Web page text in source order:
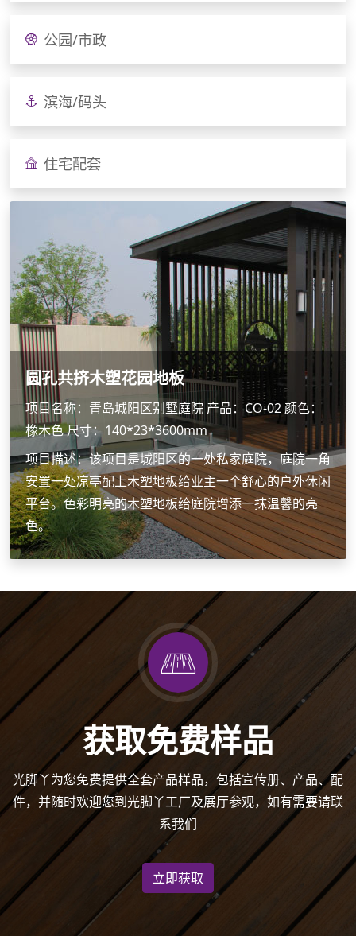
公园/市政
滨海/码头
住宅配套
圆孔共挤木塑花园地板
项目名称：青岛城阳区别墅庭院 产品：CO-02 颜色：
橡木色 尺寸：140*23*3600mm
项目描述：该项目是城阳区的一处私家庭院，庭院一角
安置一处凉亭配上木塑地板给业主一个舒心的户外休闲
平台。色彩明亮的木塑地板给庭院增添一抹温馨的亮
色。
获取免费样品
光脚丫为您免费提供全套产品样品，包括宣传册、产品、配
件，并随时欢迎您到光脚丫工厂及展厅参观，如有需要请联
系我们
立即获取